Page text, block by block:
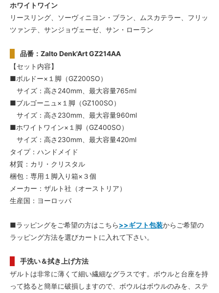
ホワイトワイン
リースリング、ソーヴィニヨン・ブラン、ムスカテラー、フリッ
ツァンテ、サンジョヴェーゼ、サン・ローラン
品番：Zalto Denk'Art GZ214AA
【セット内容】
■ボルドー×１脚（GZ200SO）
サイズ：高さ240mm、最大容量765ml
■ブルゴーニュ×１脚（GZ100SO）
サイズ：高さ230mm、最大容量960ml
■ホワイトワイン×１脚（GZ400SO）
サイズ：高さ230mm、最大容量420ml
タイプ：ハンドメイド
材質：カリ・クリスタル
梱包：専用１脚入り箱×３個
メーカー：ザルト社（オーストリア）
生産国：ヨーロッパ
■ラッピングをご希望の方はこちら>>ギフト包装からご希望の
ラッピング方法を選びカートに入れて下さい。
手洗い＆拭き上げ方法
ザルトは非常に薄くて細い繊細なグラスです。ボウルと台座を持
って捻ると簡単に破損しますので、ボウルはボウルのみを、ステ